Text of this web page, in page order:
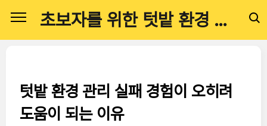
초보자를 위한 텃밭 환경 관리
텃밭 환경 관리 실패 경험이 오히려
도움이 되는 이유